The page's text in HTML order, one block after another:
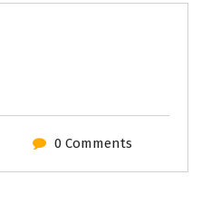
0 Comments